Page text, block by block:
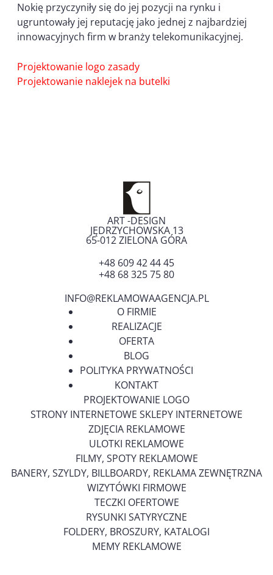
Nokię przyczyniły się do jej pozycji na rynku i
ugruntowały jej reputację jako jednej z najbardziej
innowacyjnych firm w branży telekomunikacyjnej.
Nawigacja
wpisu
Projektowanie logo zasady
Projektowanie naklejek na butelki
ART -DESIGN
JĘDRZYCHOWSKA 13
65-012ZIELONA GÓRA
+48 609 42 44 45
+48 68 325 75 80
INFO@REKLAMOWAAGENCJA.PL
O FIRMIE
REALIZACJE
OFERTA
BLOG
POLITYKA PRYWATNOŚCI
KONTAKT
PROJEKTOWANIE LOGO
STRONY INTERNETOWE SKLEPY INTERNETOWE
ZDJĘCIA REKLAMOWE
ULOTKI REKLAMOWE
FILMY, SPOTY REKLAMOWE
BANERY, SZYLDY, BILLBOARDY, REKLAMA ZEWNĘTRZNA
WIZYTÓWKI FIRMOWE
TECZKI OFERTOWE
RYSUNKI SATYRYCZNE
FOLDERY, BROSZURY, KATALOGI
MEMY REKLAMOWE